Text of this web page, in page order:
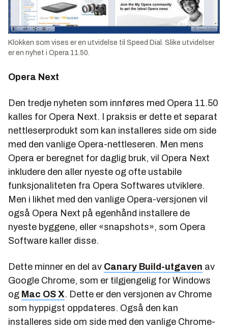
Klokken som vises er en utvidelse til Speed Dial. Slike utvidelser
er en nyhet i Opera 11.50.
Opera Next
Den tredje nyheten som innføres med Opera 11.50
kalles for Opera Next. I praksis er dette et separat
nettleserprodukt som kan installeres side om side
med den vanlige Opera-nettleseren. Men mens
Opera er beregnet for daglig bruk, vil Opera Next
inkludere den aller nyeste og ofte ustabile
funksjonaliteten fra Opera Softwares utviklere.
Men i likhet med den vanlige Opera-versjonen vil
også Opera Next på egenhånd installere de
nyeste byggene, eller «snapshots», som Opera
Software kaller disse.
Dette minner en del av Canary Build-utgaven av
Google Chrome, som er tilgjengelig for Windows
og Mac OS X. Dette er den versjonen av Chrome
som hyppigst oppdateres. Også den kan
installeres side om side med den vanlige Chrome-